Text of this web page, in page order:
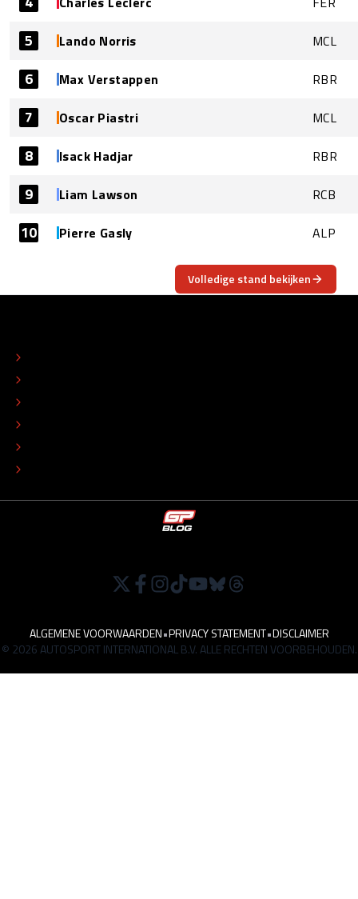
5 Lando Norris MCL
6 Max Verstappen RBR
7 Oscar Piastri MCL
8 Isack Hadjar RBR
9 Liam Lawson RCB
10 Pierre Gasly ALP
Volledige stand bekijken
ALGEMENE VOORWAARDEN•PRIVACY STATEMENT•DISCLAIMER
© 2026 AUTOSPORT INTERNATIONAL B.V. ALLE RECHTEN VOORBEHOUDEN.